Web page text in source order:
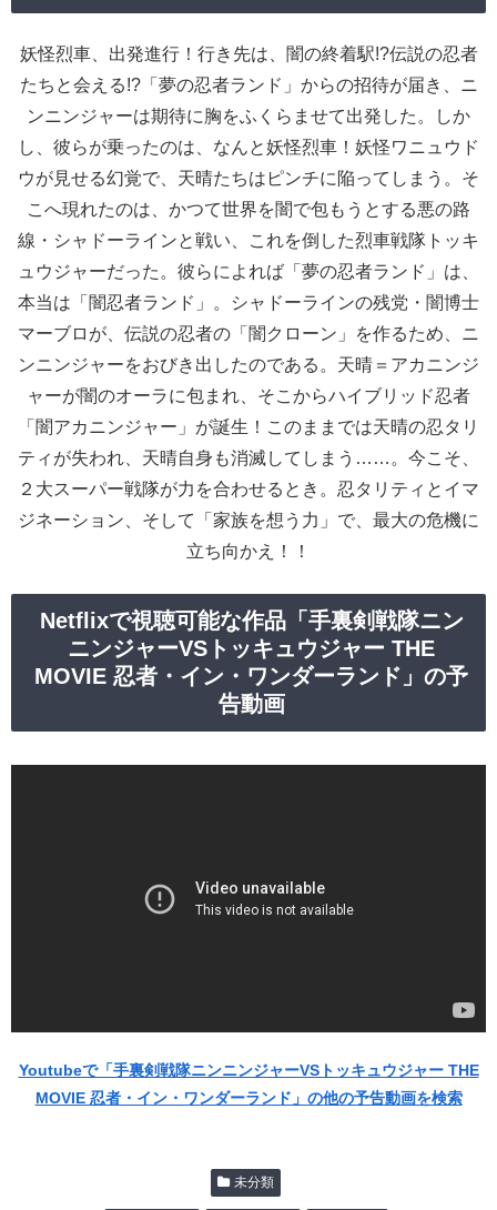
妖怪烈車、出発進行！行き先は、闇の終着駅!?伝説の忍者
たちと会える!?「夢の忍者ランド」からの招待が届き、ニ
ンニンジャーは期待に胸をふくらませて出発した。しか
し、彼らが乗ったのは、なんと妖怪烈車！妖怪ワニュウド
ウが見せる幻覚で、天晴たちはピンチに陥ってしまう。そ
こへ現れたのは、かつて世界を闇で包もうとする悪の路
線・シャドーラインと戦い、これを倒した烈車戦隊トッキ
ュウジャーだった。彼らによれば「夢の忍者ランド」は、
本当は「闇忍者ランド」。シャドーラインの残党・闇博士
マーブロが、伝説の忍者の「闇クローン」を作るため、ニ
ンニンジャーをおびき出したのである。天晴＝アカニンジ
ャーが闇のオーラに包まれ、そこからハイブリッド忍者
「闇アカニンジャー」が誕生！このままでは天晴の忍タリ
ティが失われ、天晴自身も消滅してしまう……。今こそ、
２大スーパー戦隊が力を合わせるとき。忍タリティとイマ
ジネーション、そして「家族を想う力」で、最大の危機に
立ち向かえ！！
Netflixで視聴可能な作品「手裏剣戦隊ニン
ニンジャーVSトッキュウジャー THE
MOVIE 忍者・イン・ワンダーランド」の予
告動画
Youtubeで「手裏剣戦隊ニンニンジャーVSトッキュウジャー THE
MOVIE 忍者・イン・ワンダーランド」の他の予告動画を検索
未分類